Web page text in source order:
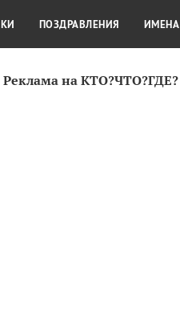
Реклама на КТО?ЧТО?ГДЕ?
КРАСОТА
ПОЗДРАВЛЕНИЯ ИМЕНА